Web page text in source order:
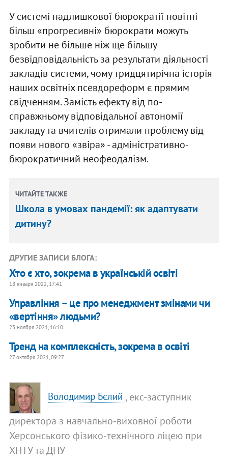
У системі надлишкової бюрократії новітні
більш «прогресивні» бюрократи можуть
зробити не більше ніж ще більшу
безвідповідальність за результати діяльності
закладів системи, чому тридцятирічна історія
наших освітніх псевдореформ є прямим
свідченням. Замість ефекту від по-
справжньому відповідальної автономії
закладу та вчителів отримали проблему від
появи нового «звіра» - адміністративно-
бюрократичний неофеодалізм.
ЧИТАЙТЕ ТАКЖЕ
Школа в умовах пандемії: як адаптувати
дитину?
ДРУГИЕ ЗАПИСИ БЛОГА:
Хто є хто, зокрема в українській освіті
18 января 2022, 17:41
Управління – це про менеджмент змінами чи
«вертіння» людьми?
23 ноября 2021, 16:10
Тренд на комплексність, зокрема в освіті
27 октября 2021, 09:27
Володимир Бєлий , екс-заступник
директора з навчально-виховної роботи
Херсонського фізико-технічного ліцею при
ХНТУ та ДНУ